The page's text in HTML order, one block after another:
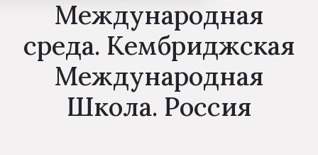
Международная
среда. Кембриджская
Международная
Школа. Россия